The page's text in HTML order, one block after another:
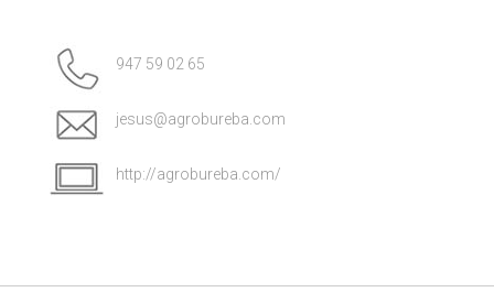
947 59 02 65
jesus@agrobureba.com
http://agrobureba.com/